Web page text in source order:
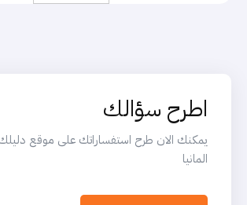
اطرح سؤالك
يمكنك الان طرح استفساراتك على موقع دليلك
المانيا